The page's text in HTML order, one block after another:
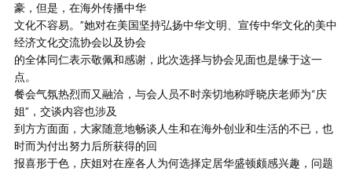
豪，但是，在海外传播中华
文化不容易。”她对在美国坚持弘扬中华文明、宣传中华文化的美中
经济文化交流协会以及协会
的全体同仁表示敬佩和感谢，此次选择与协会见面也是缘于这一
点。
餐会气氛热烈而又融洽，与会人员不时亲切地称呼晓庆老师为“庆
姐”，交谈内容也涉及
到方方面面，大家随意地畅谈人生和在海外创业和生活的不已，也
时而为付出努力后所获得的回
报喜形于色，庆姐对在座各人为何选择定居华盛顿颇感兴趣，问题